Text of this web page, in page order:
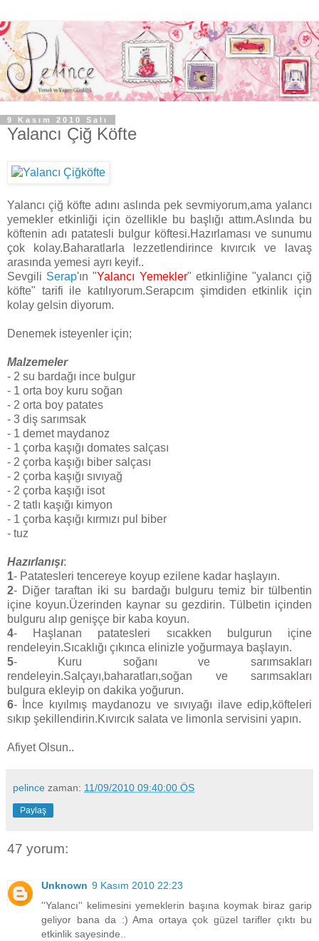
9 Kasım 2010 Salı
Yalancı Çiğ Köfte
Yalancı çiğ köfte adını aslında pek sevmiyorum,ama yalancı
yemekler etkinliği için özellikle bu başlığı attım.Aslında bu
köftenin adı patatesli bulgur köftesi.Hazırlaması ve sunumu
çok kolay.Baharatlarla lezzetlendirince kıvırcık ve lavaş
arasında yemesi ayrı keyif..
Sevgili Serap'ın "Yalancı Yemekler" etkinliğine "yalancı çiğ
köfte" tarifi ile katılıyorum.Serapcım şimdiden etkinlik için
kolay gelsin diyorum.
Denemek isteyenler için;
Malzemeler
- 2 su bardağı ince bulgur
- 1 orta boy kuru soğan
- 2 orta boy patates
- 3 diş sarımsak
- 1 demet maydanoz
- 1 çorba kaşığı domates salçası
- 2 çorba kaşığı biber salçası
- 2 çorba kaşığı sıvıyağ
- 2 çorba kaşığı isot
- 2 tatlı kaşığı kimyon
- 1 çorba kaşığı kırmızı pul biber
- tuz
Hazırlanışı:
1- Patatesleri tencereye koyup ezilene kadar haşlayın.
2- Diğer taraftan iki su bardağı bulguru temiz bir tülbentin
içine koyun.Üzerinden kaynar su gezdirin. Tülbetin içinden
bulguru alıp genişçe bir kaba koyun.
4- Haşlanan patatesleri sıcakken bulgurun içine
rendeleyin.Sıcaklığı çıkınca elinizle yoğurmaya başlayın.
5- Kuru soğanı ve sarımsakları
rendeleyin.Salçayı,baharatları,soğan ve sarımsakları
bulgura ekleyip on dakika yoğurun.
6- İnce kıyılmış maydanozu ve sıvıyağı ilave edip,köfteleri
sıkıp şekillendirin.Kıvırcık salata ve limonla servisini yapın.
Afiyet Olsun..
pelince zaman: 11/09/2010 09:40:00 ÖS
Paylaş
47 yorum:
Unknown 9 Kasım 2010 22:23
''Yalancı'' kelimesini yemeklerin başına koymak biraz garip
geliyor bana da :) Ama ortaya çok güzel tarifler çıktı bu
etkinlik sayesinde..